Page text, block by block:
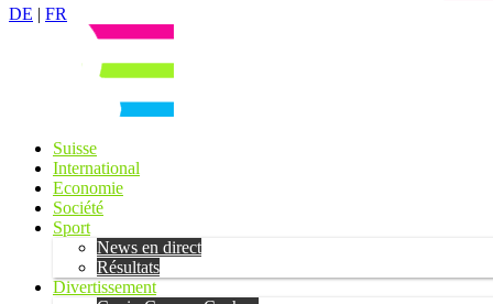
DE | FR
Suisse
International
Economie
Société
Sport
News en direct
Résultats
Divertissement